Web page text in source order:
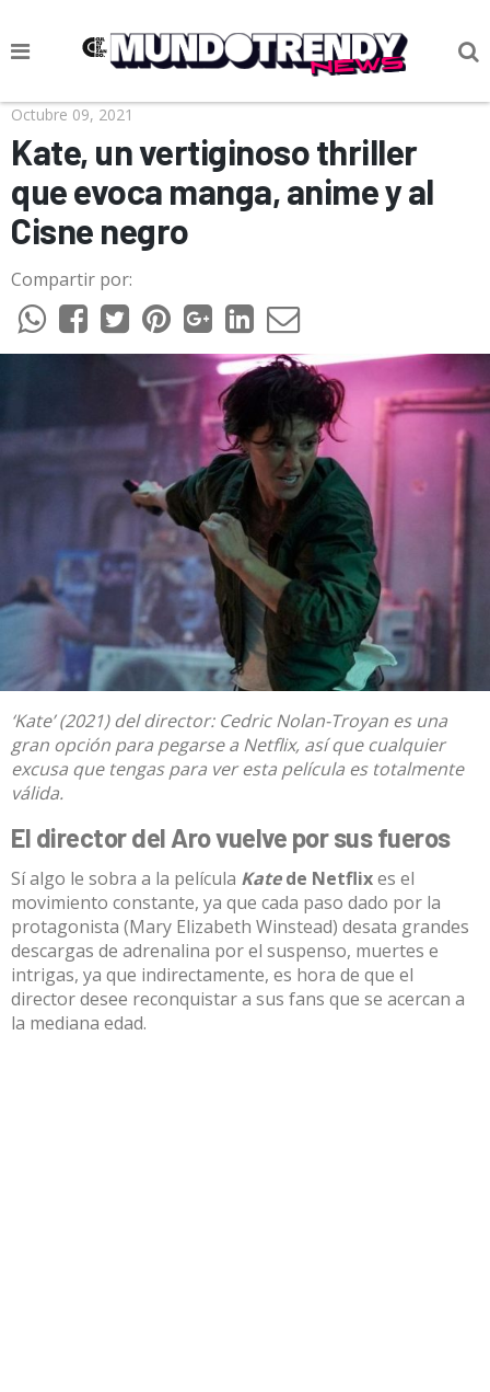
NOTICIAS
CULTURA POP
CIENCIA Y TECNOLOGÍA
VIDA
SOCIEDAD
CULTURIZANDO.COM
Octubre 09, 2021
Kate, un vertiginoso thriller
que evoca manga, anime y al
Cisne negro
Compartir por:
‘Kate’ (2021) del director: Cedric Nolan-Troyan es una
gran opción para pegarse a Netflix, así que cualquier
excusa que tengas para ver esta película es totalmente
válida.
El director del Aro vuelve por sus fueros
Sí algo le sobra a la película Katede Netflixes el
movimiento constante, ya que cada paso dado por la
protagonista (Mary Elizabeth Winstead) desata grandes
descargas de adrenalina por el suspenso, muertes e
intrigas, ya que indirectamente, es hora de que el
director desee reconquistar a sus fans que se acercan a
la mediana edad.